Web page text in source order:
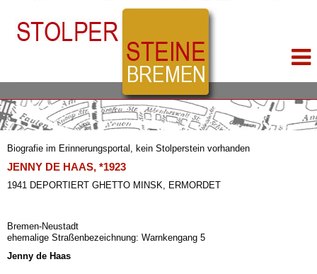
Biografie im Erinnerungsportal, kein Stolperstein vorhanden
JENNY DE HAAS, *1923
1941 DEPORTIERT GHETTO MINSK, ERMORDET
Bremen-Neustadt
ehemalige Straßenbezeichnung: Warnkengang 5
Jenny de Haas